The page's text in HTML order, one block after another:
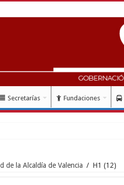
Secretarías Fundaciones
de la Alcaldía de Valencia / H1 (12)